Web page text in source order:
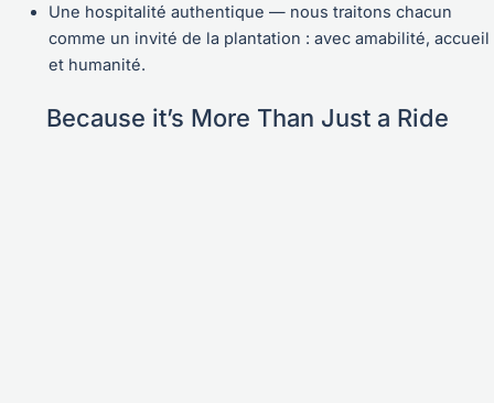
Une hospitalité authentique — nous traitons chacun
comme un invité de la plantation : avec amabilité, accueil
et humanité.
Because it’s More Than Just a Ride